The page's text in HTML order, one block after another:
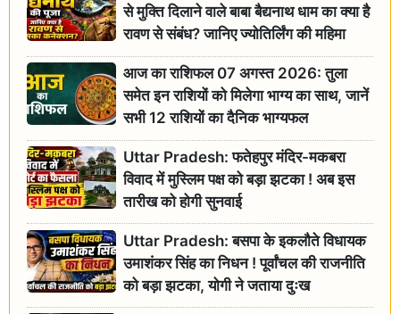
से मुक्ति दिलाने वाले बाबा बैद्यनाथ धाम का क्या है
रावण से संबंध? जानिए ज्योतिर्लिंग की महिमा
आज का राशिफल 07 अगस्त 2026: तुला
समेत इन राशियों को मिलेगा भाग्य का साथ, जानें
सभी 12 राशियों का दैनिक भाग्यफल
Uttar Pradesh: फतेहपुर मंदिर-मकबरा
विवाद में मुस्लिम पक्ष को बड़ा झटका ! अब इस
तारीख को होगी सुनवाई
Uttar Pradesh: बसपा के इकलौते विधायक
उमाशंकर सिंह का निधन ! पूर्वांचल की राजनीति
को बड़ा झटका, योगी ने जताया दुःख